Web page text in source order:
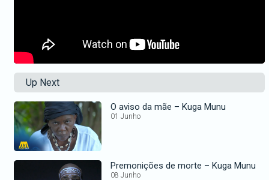
Up Next
O aviso da mãe – Kuga Munu
01 Junho
Premonições de morte – Kuga Munu
08 Junho